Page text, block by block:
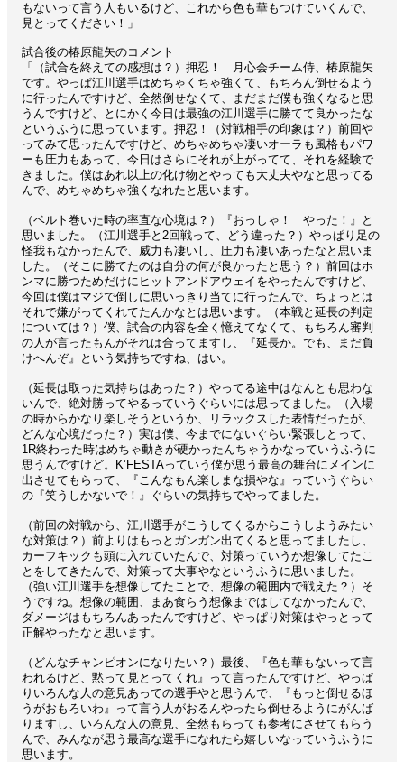
もないって言う人もいるけど、これから色も華もつけていくんで、
見とってください！」
試合後の椿原龍矢のコメント
「（試合を終えての感想は？）押忍！ 月心会チーム侍、椿原龍矢
です。やっぱ江川選手はめちゃくちゃ強くて、もちろん倒せるよう
に行ったんですけど、全然倒せなくて、まだまだ僕も強くなると思
うんですけど、とにかく今日は最強の江川選手に勝てて良かったな
というふうに思っています。押忍！（対戦相手の印象は？）前回や
ってみて思ったんですけど、めちゃめちゃ凄いオーラも風格もパワ
ーも圧力もあって、今日はさらにそれが上がってて、それを経験で
きました。僕はあれ以上の化け物とやっても大丈夫やなと思ってる
んで、めちゃめちゃ強くなれたと思います。
（ベルト巻いた時の率直な心境は？）『おっしゃ！ やった！』と
思いました。（江川選手と2回戦って、どう違った？）やっぱり足の
怪我もなかったんで、威力も凄いし、圧力も凄いあったなと思いま
した。（そこに勝てたのは自分の何が良かったと思う？）前回はホ
ンマに勝つためだけにヒットアンドアウェイをやったんですけど、
今回は僕はマジで倒しに思いっきり当てに行ったんで、ちょっとは
それで嫌がってくれてたんかなとは思います。（本戦と延長の判定
については？）僕、試合の内容を全く憶えてなくて、もちろん審判
の人が言ったもんがそれは合ってますし、『延長か。でも、まだ負
けへんぞ』という気持ちですね、はい。
（延長は取った気持ちはあった？）やってる途中はなんとも思わな
いんで、絶対勝ってやるっていうぐらいには思ってました。（入場
の時からかなり楽しそうというか、リラックスした表情だったが、
どんな心境だった？）実は僕、今までにないぐらい緊張しとって、
1R終わった時はめちゃ動きが硬かったんちゃうかなっていうふうに
思うんですけど。K’FESTAっていう僕が思う最高の舞台にメインに
出させてもらって、『こんなもん楽しまな損やな』っていうぐらい
の『笑うしかないで！』ぐらいの気持ちでやってました。
（前回の対戦から、江川選手がこうしてくるからこうしようみたい
な対策は？）前よりはもっとガンガン出てくると思ってましたし、
カーフキックも頭に入れていたんで、対策っていうか想像してたこ
とをしてきたんで、対策って大事やなというふうに思いました。
（強い江川選手を想像してたことで、想像の範囲内で戦えた？）そ
うですね。想像の範囲、まあ食らう想像まではしてなかったんで、
ダメージはもちろんあったんですけど、やっぱり対策はやっとって
正解やったなと思います。
（どんなチャンピオンになりたい？）最後、『色も華もないって言
われるけど、黙って見とってくれ』って言ったんですけど、やっぱ
りいろんな人の意見あっての選手やと思うんで、『もっと倒せるほ
うがおもろいわ』って言う人がおるんやったら倒せるようにがんば
りますし、いろんな人の意見、全然もらっても参考にさせてもらう
んで、みんなが思う最高な選手になれたら嬉しいなっていうふうに
思います。